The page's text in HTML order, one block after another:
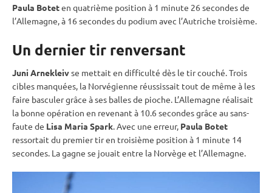
Paula Boteten quatrième position à 1 minute 26 secondes de
l’Allemagne, à 16 secondes du podium avec l’Autriche troisième.
Un dernier tir renversant
Juni Arnekleivse mettait en difficulté dès le tircouché. Trois
cibles manquées, la Norvégienne réussissait tout de même à les
faire basculer grâce à ses balles de pioche. L’Allemagne réalisait
la bonne opération en revenant à 10.6 secondes grâce au sans-
faute de Lisa Maria Spark. Avec une erreur, Paula Botet
ressortait du premier tir en troisième position à 1 minute 14
secondes. La gagne se jouait entre la Norvège et l’Allemagne.